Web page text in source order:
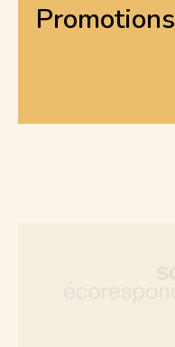
Promotions